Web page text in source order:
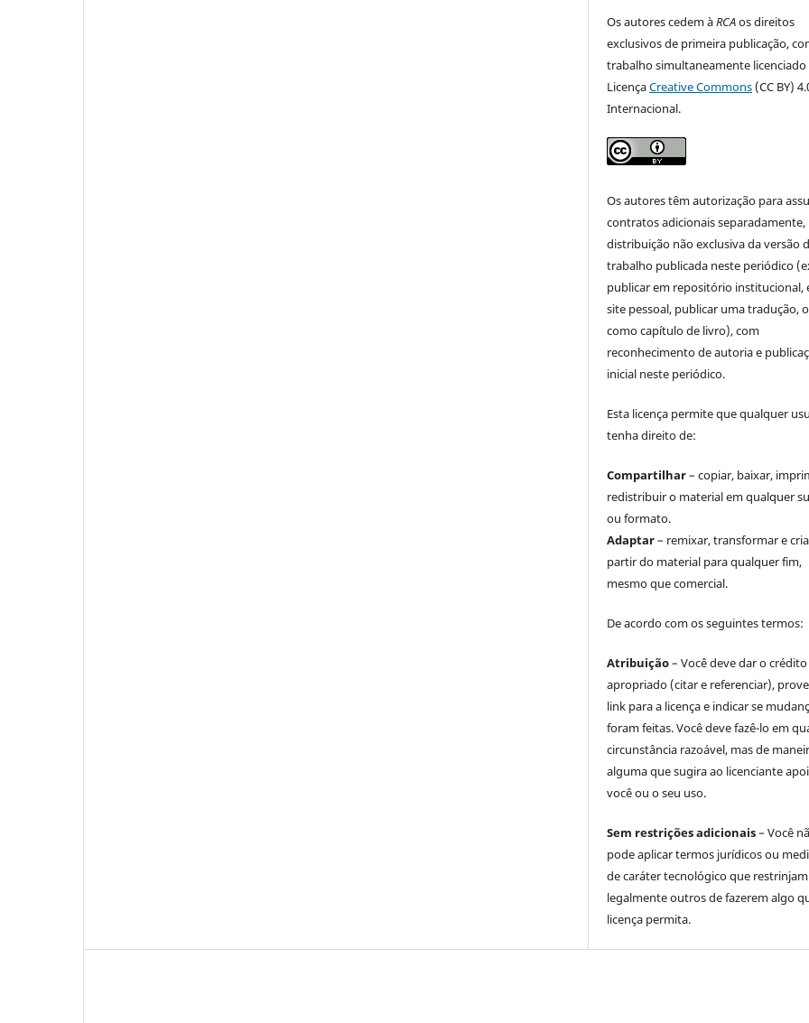
Os autores cedem àRCAos direitos
exclusivos de primeira publicação,
trabalho simultaneamente licenciado
LicençaCreative Commons (CC BY)
Internacional.
Os autores têm autorização para
contratos adicionais separadamente,
distribuição não exclusiva da versão
trabalho publicada neste periódico
publicar em repositório institucional,
site pessoal, publicar uma tradução,
como capítulo de livro), com
reconhecimento de autoria e
inicial neste periódico.
Esta licença permite que qualquer
tenha direito de:
Compartilhar– copiar, baixar,
redistribuir o material em qualquer
ou formato.
Adaptar– remixar, transformar e
partir do material para qualquer fim,
mesmo que comercial.
De acordo com os seguintes termos:
Atribuição– Você deve dar o crédito
apropriado (citar e referenciar),
link para a licença e indicar se
foram feitas. Você deve fazê-lo em
circunstância razoável, mas de
alguma que sugira ao licenciante
você ou o seu uso.
Sem restrições adicionais– Você
pode aplicar termos jurídicos ou
de caráter tecnológico que restrinjam
legalmente outros de fazerem algo
licença permita.